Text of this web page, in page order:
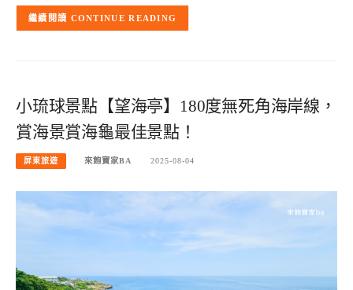
CONTINUE READING
小琉球景點【望海亭】180度無死角海岸線，
賞海景賞海龜最佳景點！
屏東旅遊 來飽寶家BA 2025-08-04